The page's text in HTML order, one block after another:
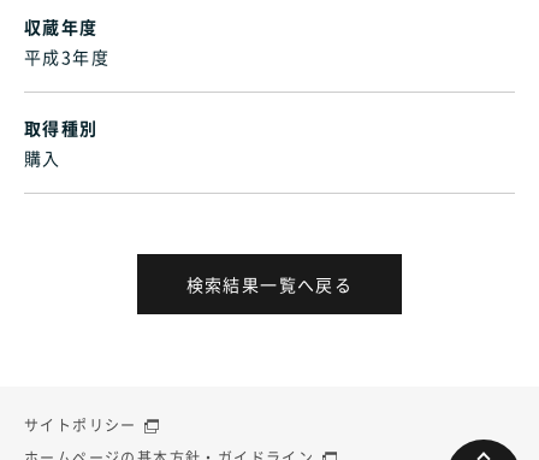
収蔵年度
平成3年度
取得種別
購入
検索結果一覧へ戻る
サイトポリシー